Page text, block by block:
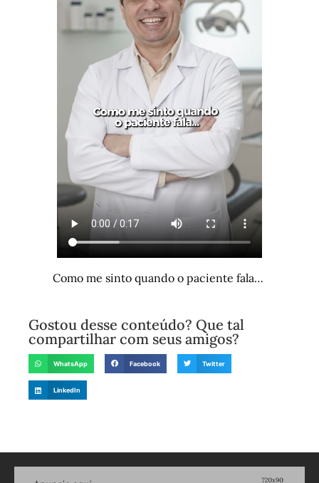
Como me sinto quando o paciente fala…
Gostou desse conteúdo? Que tal
compartilhar com seus amigos?
WhatsApp Facebook Twitter
LinkedIn